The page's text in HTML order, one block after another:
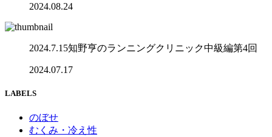
2024.08.24
2024.7.15知野亨のランニングクリニック中級編第4回
2024.07.17
LABELS
のぼせ
むくみ・冷え性